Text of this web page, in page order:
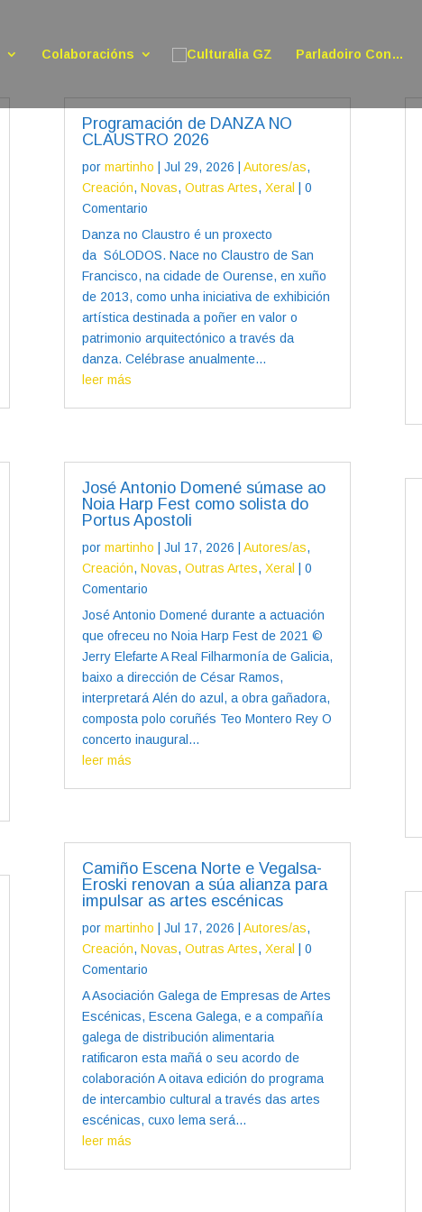
Colaboracións Parladoiro Con…
Programación de DANZA NO
CLAUSTRO 2026
por martinho | Jul 29, 2026 | Autores/as,
Creación, Novas, Outras Artes, Xeral | 0
Comentario
Danza no Claustro é un proxecto
da SóLODOS. Nace no Claustro de San
Francisco, na cidade de Ourense, en xuño
de 2013, como unha iniciativa de exhibición
artística destinada a poñer en valor o
patrimonio arquitectónico a través da
danza. Celébrase anualmente...
leer más
José Antonio Domené súmase ao
Noia Harp Fest como solista do
Portus Apostoli
por martinho Jul 17, 2026 Autores/as,
Creación, Novas, Outras Artes, Xeral
| 0
Comentario
José Antonio Domené durante a actuación
que ofreceu no Noia Harp Fest de 2021 ©
Jerry Elefarte A Real Filharmonía de Galicia,
baixo a dirección de César Ramos,
interpretará Alén do azul, a obra gañadora,
composta polo coruñés Teo Montero Rey O
concerto inaugural...
leer más
Camiño Escena Norte e Vegalsa-
Eroski renovan a súa alianza para
impulsar as artes escénicas
por martinho Jul 17, 2026 Autores/as,
Creación, Novas, Outras Artes, Xeral
| 0
Comentario
A Asociación Galega de Empresas de Artes
Escénicas, Escena Galega, e a compañía
galega de distribución alimentaria
ratificaron esta mañá o seu acordo de
colaboración A oitava edición do programa
de intercambio cultural a través das artes
escénicas, cuxo lema será...
leer más